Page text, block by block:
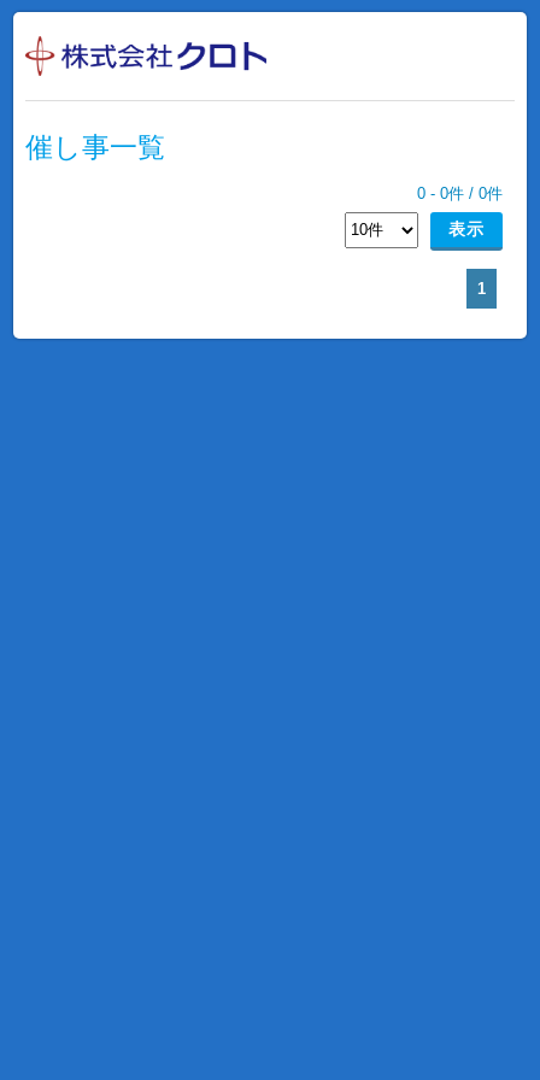
催し事一覧
0- 0件 / 0件
1